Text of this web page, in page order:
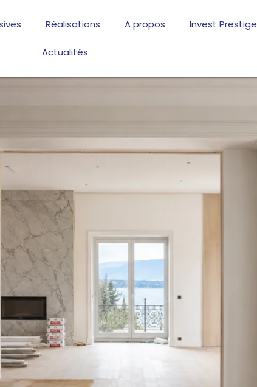
Réalisations A propos Invest Prestige
Actualités